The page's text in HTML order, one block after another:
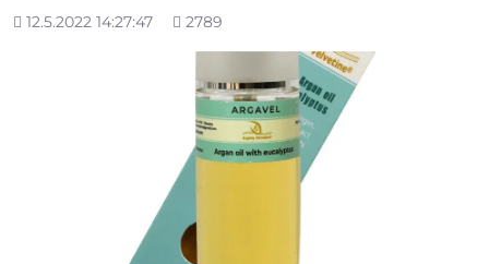
Pridané
12.5.2022 14:27:47
Počet
2789